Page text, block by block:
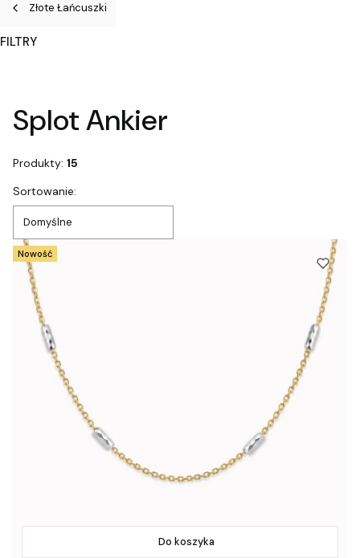
Złote Łańcuszki
FILTRY
Splot Ankier
Produkty: 15
Lista produktów
Sortowanie:
Domyślne
Nowość
Do koszyka